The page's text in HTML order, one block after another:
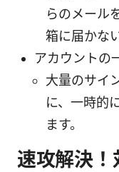
らのメール
箱に届かな
アカウントの
大量のサイ
に、一時的
ます。
速攻解決！